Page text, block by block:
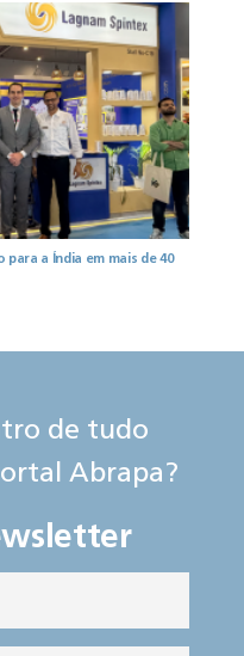
a Índia em mais de 40
de tudo
Abrapa?